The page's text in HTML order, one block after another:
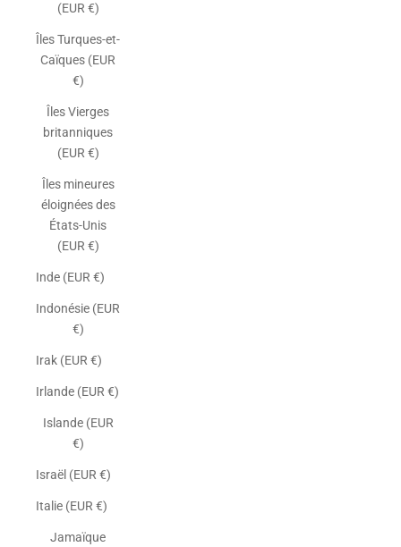
(EUR €)
Îles Turques-et-
Caïques (EUR
€)
Îles Vierges
britanniques
(EUR €)
Îles mineures
éloignées des
États-Unis
(EUR €)
Inde (EUR €)
Indonésie (EUR
€)
Irak (EUR €)
Irlande (EUR €)
Islande (EUR
€)
Israël (EUR €)
Italie (EUR €)
Jamaïque